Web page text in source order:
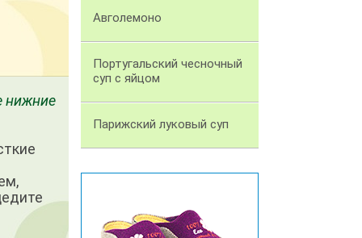
нижние
Авголемоно
Португальский чесночный
суп с яйцом
Парижский луковый суп